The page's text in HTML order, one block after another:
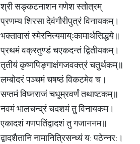
श्री सङ्कटनाशन गणेश स्तोत्रम्
प्रणम्य शिरसा देवंगौरीपुत्रं विनायकम्।
भक्तावासं स्मेरनित्यमाय्ःकामार्थसिद्धये॥
प्रथमं वक्रतुण्डं चएकदन्तं द्वितीयकम्।
तृतीयं कृष्णपिङ्गाक्षंगजवक्त्रं चतुर्थकम्॥
लम्बोदरं पञ्चमं चषष्ठं विकटमेव च।
सप्तमं विघ्नराजं चधूम्रवर्णं तथाष्टकम्॥
नवमं भालचन्द्रं चदशमं तु विनायकम।
एकादशं गणपतिंद्वादशं तु गजाननम॥
द्वादशैतानि नामानित्रिसन्ध्यं य: पठेन्नर:।